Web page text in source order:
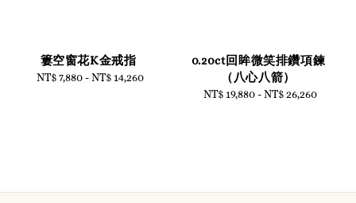
簍空窗花K金戒指
Regular
NT$ 7,880-NT$ 14,260
0.20ct回眸微笑排鑽項鍊
（八心八箭）
Regular
NT$ 19,880-NT$ 26,260